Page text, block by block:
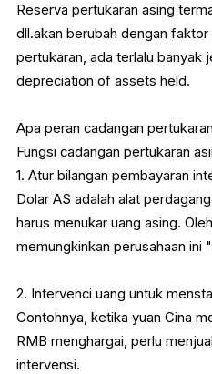
Reserva pertukaran asing
dll.akan berubah dengan
pertukaran, ada terlalu banyak
depreciation of assets held.
Apa peran cadangan
Fungsi cadangan pertukaran
1. Atur bilangan pembayaran
Dolar AS adalah alat
harus menukar uang asing.
memungkinkan perusahaan ini
2. Intervenci uang untuk
Contohnya, ketika yuan Cina
RMB menghargai, perlu
intervensi.